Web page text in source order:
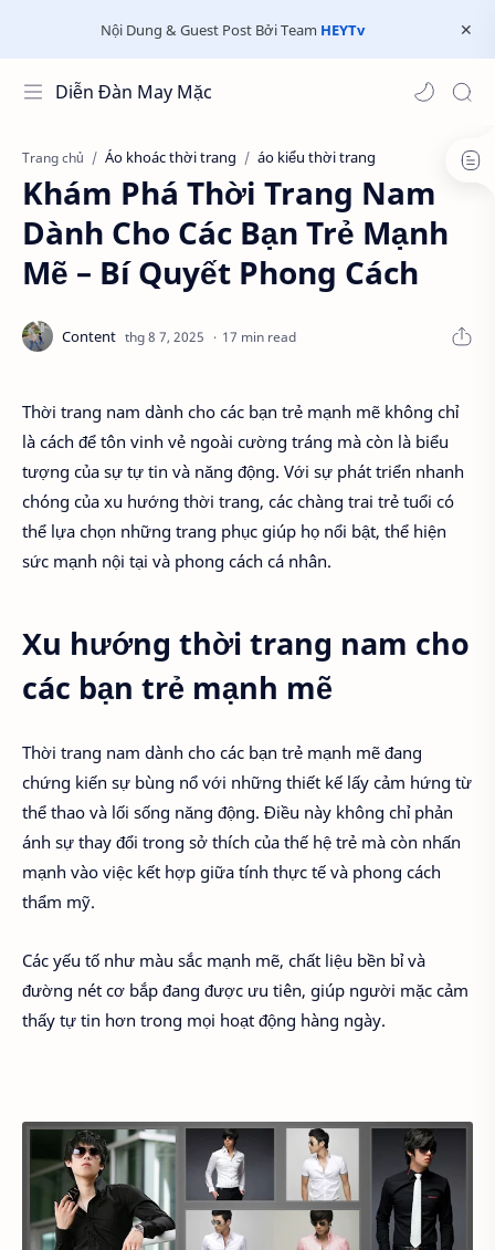
Nội Dung & Guest Post Bởi Team HEYTv
Diễn Đàn May Mặc
Trang chủ Áo khoác thời trang áo kiểu thời trang
Khám Phá Thời Trang Nam
Dành Cho Các Bạn Trẻ Mạnh
Mẽ – Bí Quyết Phong Cách
17 min read
Thời trang nam dành cho các bạn trẻ mạnh mẽ không chỉ
là cách để tôn vinh vẻ ngoài cường tráng mà còn là biểu
tượng của sự tự tin và năng động. Với sự phát triển nhanh
chóng của xu hướng thời trang, các chàng trai trẻ tuổi có
thể lựa chọn những trang phục giúp họ nổi bật, thể hiện
sức mạnh nội tại và phong cách cá nhân.
Xu hướng thời trang nam cho
các bạn trẻ mạnh mẽ
Thời trang nam dành cho các bạn trẻ mạnh mẽ đang
chứng kiến sự bùng nổ với những thiết kế lấy cảm hứng từ
thể thao và lối sống năng động. Điều này không chỉ phản
ánh sự thay đổi trong sở thích của thế hệ trẻ mà còn nhấn
mạnh vào việc kết hợp giữa tính thực tế và phong cách
thẩm mỹ.
Các yếu tố như màu sắc mạnh mẽ, chất liệu bền bỉ và
đường nét cơ bắp đang được ưu tiên, giúp người mặc cảm
thấy tự tin hơn trong mọi hoạt động hàng ngày.